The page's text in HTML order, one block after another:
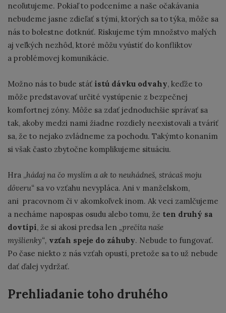
neoľutujeme. Pokiaľ to podceníme a naše očakávania
nebudeme jasne zdieľať s tými, ktorých sa to týka, môže sa
nás to bolestne dotknúť. Riskujeme tým množstvo malých
aj veľkých nezhôd, ktoré môžu vyústiť do konfliktov
a problémovej komunikácie.
Možno nás to bude stáť istú dávku odvahy, keďže to
môže predstavovať určité vystúpenie z bezpečnej
komfortnej zóny. Môže sa zdať jednoduchšie správať sa
tak, akoby medzi nami žiadne rozdiely neexistovali a tváriť
sa, že to nejako zvládneme za pochodu. Takýmto konaním
si však často zbytočne komplikujeme situáciu.
Hra „hádaj na čo myslím a ak to neuhádneš, strácaš moju
dôveru“ sa vo vzťahu nevypláca. Ani v manželskom,
ani pracovnom či v akomkoľvek inom. Ak veci zamlčujeme
a necháme napospas osudu alebo tomu, že ten druhý sa
dovtípi, že si akosi predsa len „prečíta naše
myšlienky“, vzťah speje do záhuby. Nebude to fungovať.
Po čase niekto z nás vzťah opustí, pretože sa to už nebude
dať ďalej vydržať.
Prehliadanie toho druhého